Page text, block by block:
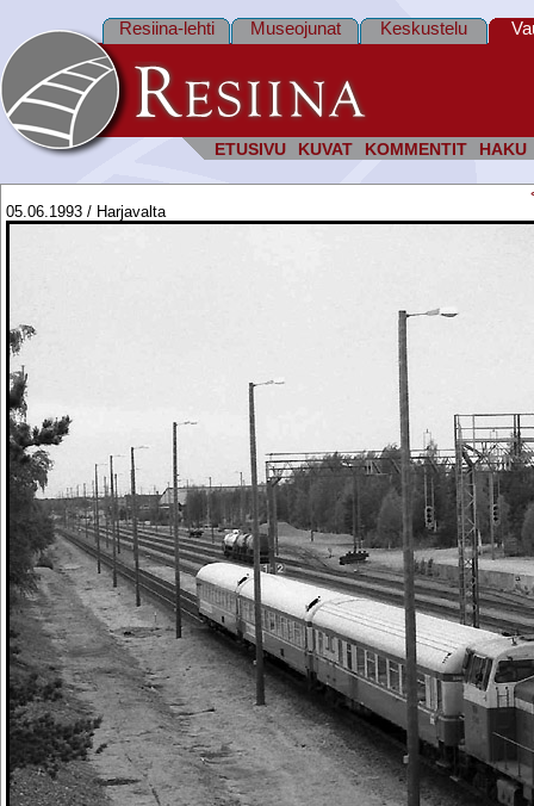
ETUSIVU KUVAT KOMMENTIT HAKU
Resiina-lehti Museojunat Keskustelu
05.06.1993 / Harjavalta